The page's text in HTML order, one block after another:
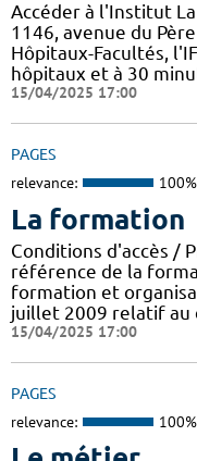
Accéder à l'Institut
1146, avenue du
Hôpitaux-Facultés,
hôpitaux et à 30
15/04/2025 17:00
PAGES
relevance: 100%
La formation
Conditions d'accès /
référence de la
formation et
juillet 2009 relatif au
15/04/2025 17:00
PAGES
relevance: 100%